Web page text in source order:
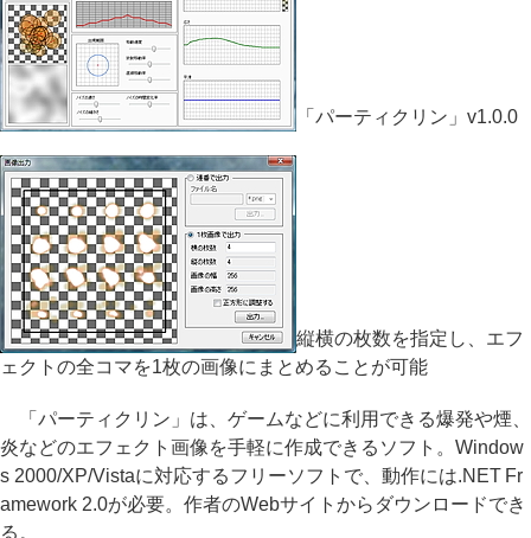
「パーティクリン」v1.0.0
縦横の枚数を指定し、エフ
ェクトの全コマを1枚の画像にまとめることが可能
「パーティクリン」は、ゲームなどに利用できる爆発や煙、
炎などのエフェクト画像を手軽に作成できるソフト。Window
s 2000/XP/Vistaに対応するフリーソフトで、動作には.NET Fr
amework 2.0が必要。作者のWebサイトからダウンロードでき
る。